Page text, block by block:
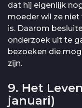
dat hij eigenlijk
moeder wil ze niet
is. Daarom
onderzoek uit te
bezoeken die
zijn.
9. Het
januari)